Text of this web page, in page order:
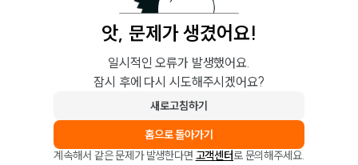
앗, 문제가 생겼어요!
일시적인 오류가 발생했어요.
잠시 후에 다시 시도해주시겠어요?
새로고침하기
홈으로 돌아가기
계속해서 같은 문제가 발생한다면 고객센터로 문의해주세요.